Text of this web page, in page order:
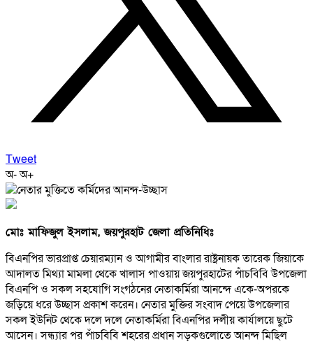
Tweet
অ-অ+
মোঃ মাফিজুল ইসলাম, জয়পুরহাট জেলা প্রতিনিধিঃ
বিএনপির ভারপ্রাপ্ত চেয়ারম্যান ও আগামীর বাংলার রাষ্ট্রনায়ক তারেক জিয়াকে
আদালত মিথ্যা মামলা থেকে খালাস পাওয়ায় জয়পুরহাটের পাঁচবিবি উপজেলা
বিএনপি ও সকল সহযোগি সংগঠনের নেতাকর্মিরা আনন্দে একে-অপরকে
জড়িয়ে ধরে উচ্ছাস প্রকাশ করেন। নেতার মুক্তির সংবাদ পেয়ে উপজেলার
সকল ইউনিট থেকে দলে দলে নেতাকর্মিরা বিএনপির দলীয় কার্যালয়ে ছুটে
আসেন। সন্ধ্যার পর পাঁচবিবি শহরের প্রধান সড়কগুলোতে আনন্দ মিছিল